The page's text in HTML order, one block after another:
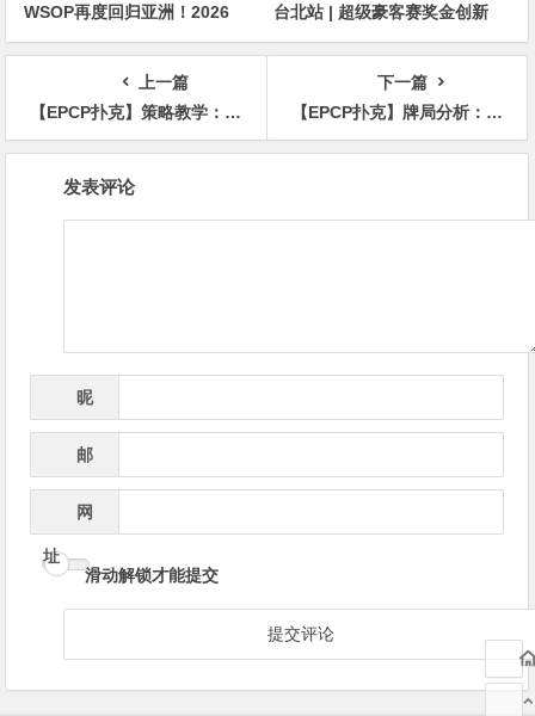
WSOP再度回归亚洲！2026
APL济州站6月19-28日盛大登
台北站 | 超级豪客赛奖金创新
高，美国选手Ethan
“Rampage” Yau领跑全场！
上一篇
【EPCP扑克】策略教学：掌握正确的下注方式 能让收益翻倍！
下一篇
【EPCP扑克】牌局分析：给nit度身定制的size
发表评论
昵
邮
网
址
滑动解锁才能提交